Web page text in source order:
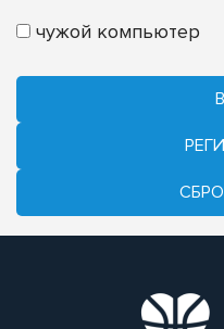
чужой компьютер